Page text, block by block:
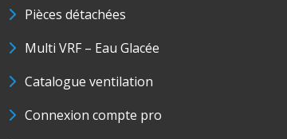
Pièces détachées
Multi VRF – Eau Glacée
Catalogue ventilation
Connexion compte pro